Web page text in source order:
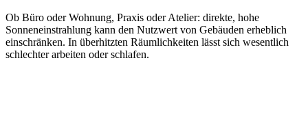
Ob Büro oder Wohnung, Praxis oder Atelier: direkte, hohe
Sonneneinstrahlung kann den Nutzwert von Gebäuden erheblich
einschränken. In überhitzten Räumlichkeiten lässt sich wesentlich
schlechter arbeiten oder schlafen.